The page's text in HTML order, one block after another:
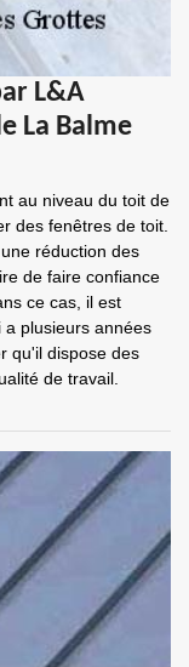
L&A
La Balme
au niveau du toit de
des fenêtres de toit.
réduction des
de faire confiance
ce cas, il est
a plusieurs années
qu'il dispose des
de travail.